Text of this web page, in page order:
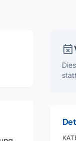
event_busy